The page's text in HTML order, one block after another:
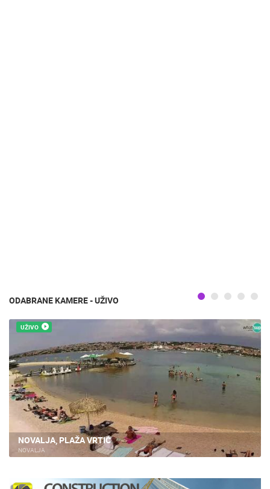
ODABRANE KAMERE - UŽIVO
UŽIVO
NOVALJA, PLAŽA VRTIĆ
NOVALJA